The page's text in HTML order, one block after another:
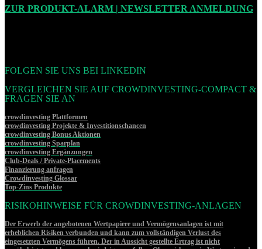
ZUR PRODUKT-ALARM | NEWSLETTER ANMELDUNG
FOLGEN SIE UNS BEI LINKEDIN
VERGLEICHEN SIE AUF CROWDINVESTING-COMPACT &
FRAGEN SIE AN
crowdinvesting Plattformen
crowdinvesting Projekte & Investitionschancen
crowdinvesting Bonus Aktionen
crowdinvesting Sparplan
crowdinvesting Ergänzungen
Club-Deals / Private-Placements
Finanzierung anfragen
Crowdinvesting Glossar
Top-Zins Produkte
RISIKOHINWEISE FÜR CROWDINVESTING-ANLAGEN
Der Erwerb der angebotenen Wertpapiere und Vermögensanlagen ist mit
erheblichen Risiken verbunden und kann zum vollständigen Verlust des
eingesetzten Vermögens führen. Der in Aussicht gestellte Ertrag ist nicht